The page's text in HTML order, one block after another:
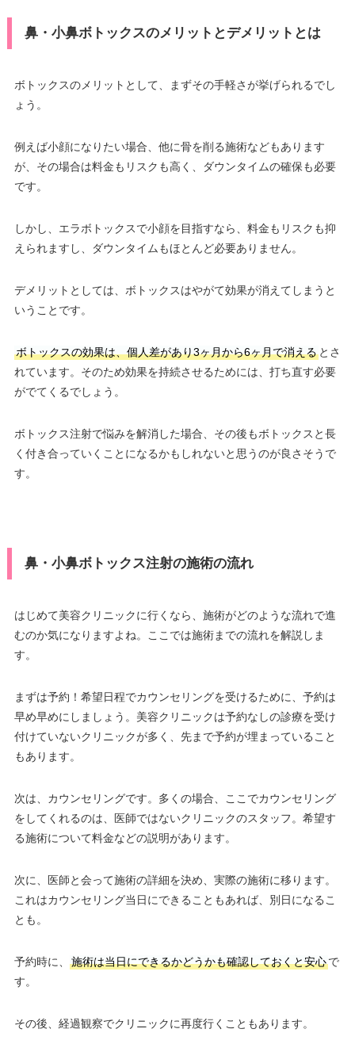
鼻・小鼻ボトックスのメリットとデメリットとは
ボトックスのメリットとして、まずその手軽さが挙げられるでし
ょう。
例えば小顔になりたい場合、他に骨を削る施術などもあります
が、その場合は料金もリスクも高く、ダウンタイムの確保も必要
です。
しかし、エラボトックスで小顔を目指すなら、料金もリスクも抑
えられますし、ダウンタイムもほとんど必要ありません。
デメリットとしては、ボトックスはやがて効果が消えてしまうと
いうことです。
ボトックスの効果は、個人差があり3ヶ月から6ヶ月で消えるとさ
れています。そのため効果を持続させるためには、打ち直す必要
がでてくるでしょう。
ボトックス注射で悩みを解消した場合、その後もボトックスと長
く付き合っていくことになるかもしれないと思うのが良さそうで
す。
鼻・小鼻ボトックス注射の施術の流れ
はじめて美容クリニックに行くなら、施術がどのような流れで進
むのか気になりますよね。ここでは施術までの流れを解説しま
す。
まずは予約！希望日程でカウンセリングを受けるために、予約は
早め早めにしましょう。美容クリニックは予約なしの診療を受け
付けていないクリニックが多く、先まで予約が埋まっていること
もあります。
次は、カウンセリングです。多くの場合、ここでカウンセリング
をしてくれるのは、医師ではないクリニックのスタッフ。希望す
る施術について料金などの説明があります。
次に、医師と会って施術の詳細を決め、実際の施術に移ります。
これはカウンセリング当日にできることもあれば、別日になるこ
とも。
予約時に、 施術は当日にできるかどうかも確認しておくと安心で
す。
その後、経過観察でクリニックに再度行くこともあります。